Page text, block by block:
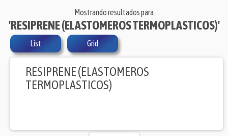
Mostrando resultados para
'RESIPRENE (ELASTOMEROS TERMOPLASTICOS)'
List Grid
RESIPRENE (ELASTOMEROS
TERMOPLASTICOS)